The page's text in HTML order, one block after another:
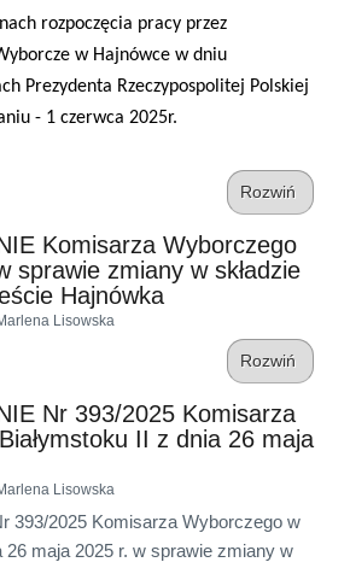
rozpoczęcia pracy przez
w Hajnówce w dniu
Prezydenta Rzeczypospolitej Polskiej
- 1 czerwca 2025r.
Rozwiń
Komisarza Wyborczego
sprawie zmiany w składzie
Hajnówka
Lisowska
Rozwiń
Nr 393/2025 Komisarza
II z dnia 26 maja
Lisowska
393/2025 Komisarza Wyborczego w
26 maja 2025 r. w sprawie zmiany w